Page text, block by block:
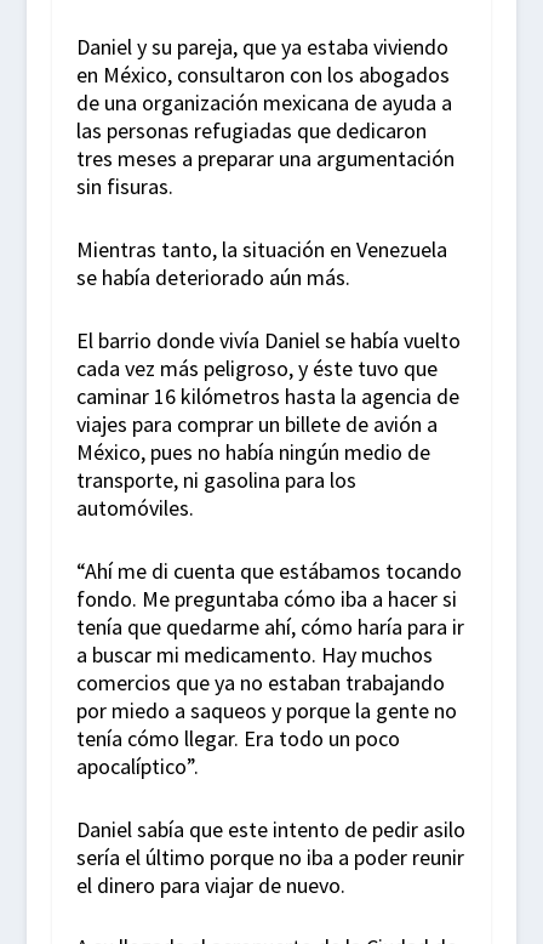
Daniel y su pareja, que ya estaba viviendo
en México, consultaron con los abogados
de una organización mexicana de ayuda a
las personas refugiadas que dedicaron
tres meses a preparar una argumentación
sin fisuras.
Mientras tanto, la situación en Venezuela
se había deteriorado aún más.
El barrio donde vivía Daniel se había vuelto
cada vez más peligroso, y éste tuvo que
caminar 16 kilómetros hasta la agencia de
viajes para comprar un billete de avión a
México, pues no había ningún medio de
transporte, ni gasolina para los
automóviles.
“Ahí me di cuenta que estábamos tocando
fondo. Me preguntaba cómo iba a hacer si
tenía que quedarme ahí, cómo haría para ir
a buscar mi medicamento. Hay muchos
comercios que ya no estaban trabajando
por miedo a saqueos y porque la gente no
tenía cómo llegar. Era todo un poco
apocalíptico”.
Daniel sabía que este intento de pedir asilo
sería el último porque no iba a poder reunir
el dinero para viajar de nuevo.